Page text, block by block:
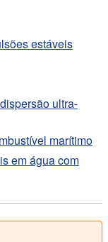
Koga (2018):
sem
em termos de
emissões de
462.
Karim; Ftwi
M. Tan (2014):
em diesel
Journal
pp. 62-67.
estáveis
ultra-
marítimo
em água com